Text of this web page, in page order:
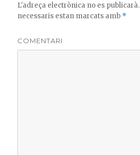
L'adreça electrònica no es publicarà.
necessaris estan marcats amb *
COMENTARI